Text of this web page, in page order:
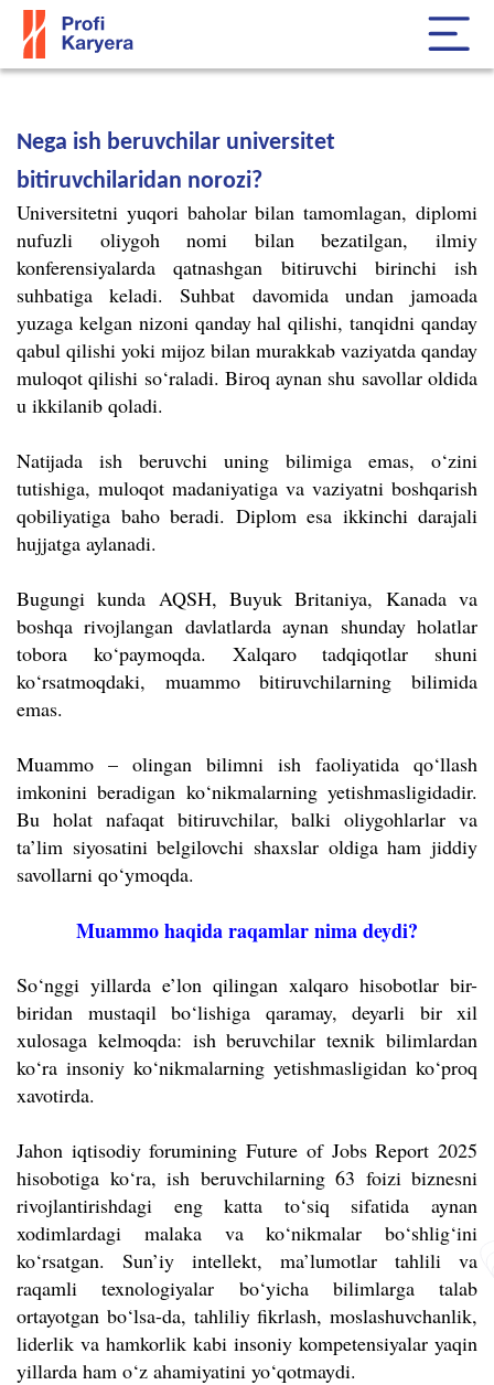
Nega ish beruvchilar universitet
bitiruvchilaridan norozi?
Universitetni yuqori baholar bilan tamomlagan, diplomi
nufuzli oliygoh nomi bilan bezatilgan, ilmiy
konferensiyalarda qatnashgan bitiruvchi birinchi ish
suhbatiga keladi. Suhbat davomida undan jamoada
yuzaga kelgan nizoni qanday hal qilishi, tanqidni qanday
qabul qilishi yoki mijoz bilan murakkab vaziyatda qanday
muloqot qilishi so‘raladi. Biroq aynan shu savollar oldida
u ikkilanib qoladi.
Natijada ish beruvchi uning bilimiga emas, o‘zini
tutishiga, muloqot madaniyatiga va vaziyatni boshqarish
qobiliyatiga baho beradi. Diplom esa ikkinchi darajali
hujjatga aylanadi.
Bugungi kunda AQSH, Buyuk Britaniya, Kanada va
boshqa rivojlangan davlatlarda aynan shunday holatlar
tobora ko‘paymoqda. Xalqaro tadqiqotlar shuni
ko‘rsatmoqdaki, muammo bitiruvchilarning bilimida
emas.
Muammo – olingan bilimni ish faoliyatida qo‘llash
imkonini beradigan ko‘nikmalarning yetishmasligidadir.
Bu holat nafaqat bitiruvchilar, balki oliygohlarlar va
ta’lim siyosatini belgilovchi shaxslar oldiga ham jiddiy
savollarni qo‘ymoqda.
Muammo haqida raqamlar nima deydi?
So‘nggi yillarda e’lon qilingan xalqaro hisobotlar bir-
biridan mustaqil bo‘lishiga qaramay, deyarli bir xil
xulosaga kelmoqda: ish beruvchilar texnik bilimlardan
ko‘ra insoniy ko‘nikmalarning yetishmasligidan ko‘proq
xavotirda.
Jahon iqtisodiy forumining Future of Jobs Report 2025
hisobotiga ko‘ra, ish beruvchilarning 63 foizi biznesni
rivojlantirishdagi eng katta to‘siq sifatida aynan
xodimlardagi malaka va ko‘nikmalar bo‘shlig‘ini
ko‘rsatgan. Sun’iy intellekt, ma’lumotlar tahlili va
raqamli texnologiyalar bo‘yicha bilimlarga talab
ortayotgan bo‘lsa-da, tahliliy fikrlash, moslashuvchanlik,
liderlik va hamkorlik kabi insoniy kompetensiyalar yaqin
yillarda ham o‘z ahamiyatini yo‘qotmaydi.